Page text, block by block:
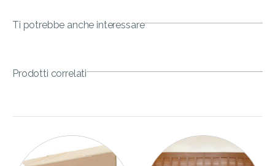
Ti potrebbe anche interessare
Prodotti correlati